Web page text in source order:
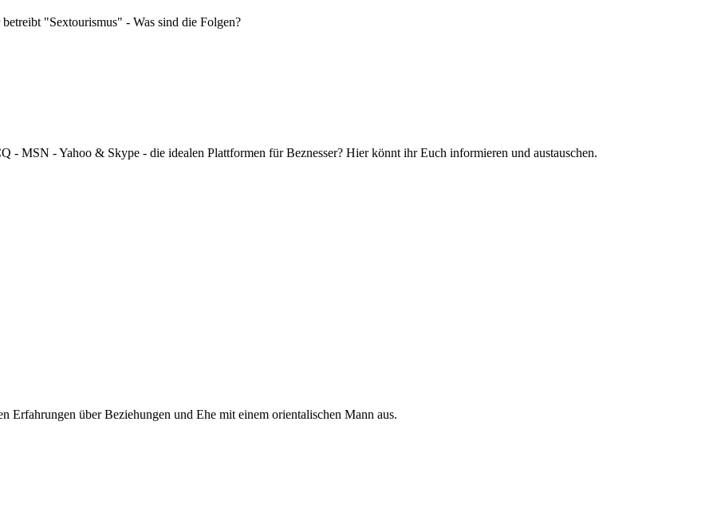
"Sextourismus" - Was sind die Folgen?
- MSN - Yahoo & Skype - die idealen Plattformen für Beznesser? Hier könnt ihr Euch informieren und austauschen.
Erfahrungen über Beziehungen und Ehe mit einem orientalischen Mann aus.